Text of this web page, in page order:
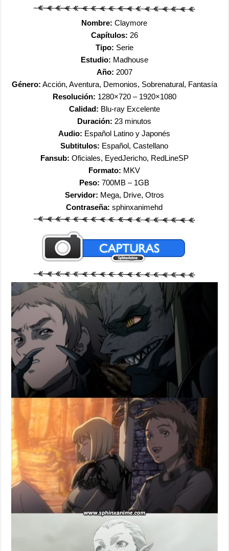
Nombre:Claymore
Capítulos: 26
Tipo: Serie
Estudio: Madhouse
Año: 2007
Género: Acción, Aventura, Demonios, Sobrenatural, Fantasía
Resolución: 1280×720 – 1920×1080
Calidad: Blu-ray Excelente
Duración: 23 minutos
Audio: Español Latino y Japonés
Subtitulos: Español, Castellano
Fansub: Oficiales, EyedJericho, RedLineSP
Formato: MKV
Peso: 700MB – 1GB
Servidor: Mega, Drive, Otros
Contraseña: sphinxanimehd